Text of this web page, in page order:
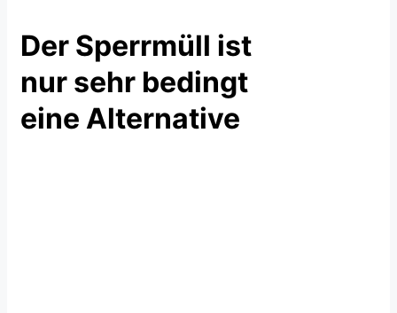
Der Sperrmüll ist
nur sehr bedingt
eine Alternative